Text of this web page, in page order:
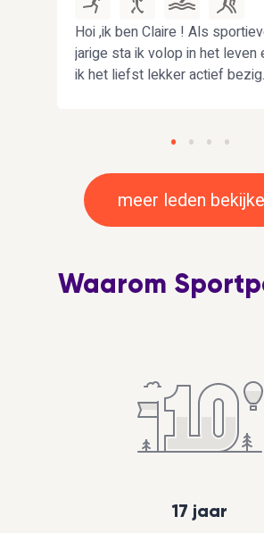
Hoi ,ik ben Claire ! Als
jarige sta ik volop in het leven
ik het liefst lekker actief
in de natuur voor het wandelen
Bewegen geeft me energie ,maar ik
hou ook van afwisseling.
ik open om andere sporten uit
meer leden
Waarom
17 jaar